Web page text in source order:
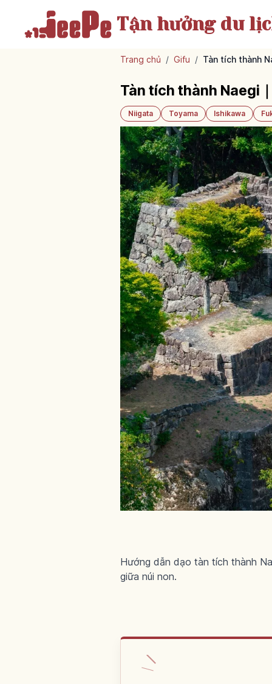
Tận hưởngdu
Trang chủ / Gifu / Tàn tích thành
Tàn tích thành Naegi
Niigata Toyama Ishikawa
Hướng dẫn dạo tàn tích thành
giữa núi non.